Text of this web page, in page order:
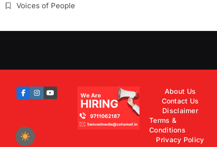
Voices of People
About Us
Contact Us
Disclaimer
Terms &
Conditions
Privacy Policy